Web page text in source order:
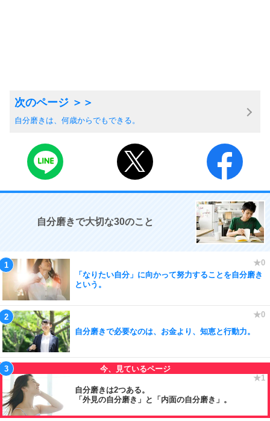
自分磨きは、何歳からでもできる。
自分磨きで大切な30のこと
「なりたい自分」に向かって努力することを自分磨き
という。
自分磨きで必要なのは、お金より、知恵と行動力。
自分磨きは2つある。
「外見の自分磨き」と「内面の自分磨き」。